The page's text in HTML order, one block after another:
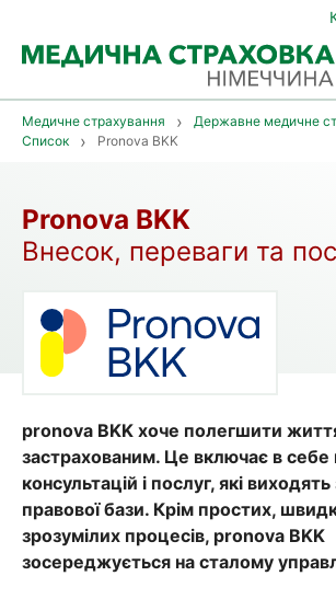
Медичне страхування
Державне медичне
Список
Pronova BKK
Pronova BKK
Внесок, переваги та
pronova BKK хоче полегшити
застрахованим. Це включає в себе
консультацій і послуг, які
правової бази. Крім простих,
зрозумілих процесів, pronova BKK
зосереджується на сталому